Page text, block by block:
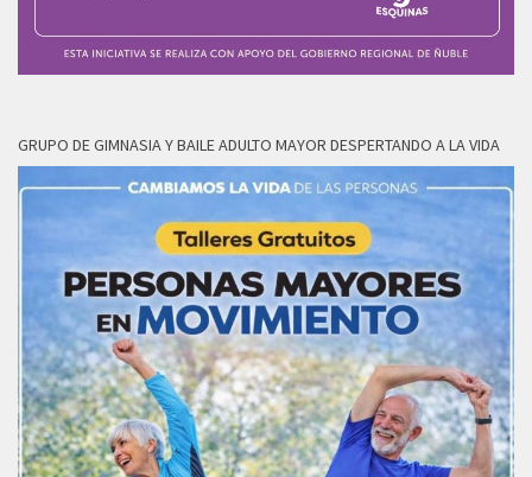
GRUPO DE GIMNASIA Y BAILE ADULTO MAYOR DESPERTANDO A LA VIDA